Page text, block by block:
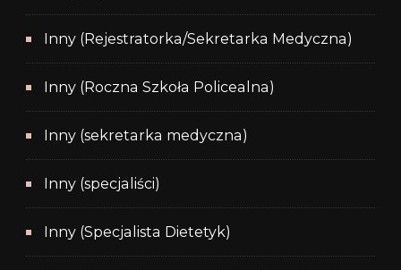
Inny (Rejestratorka/Sekretarka Medyczna)
Inny (Roczna Szkoła Policealna)
Inny (sekretarka medyczna)
Inny (specjaliści)
Inny (Specjalista Dietetyk)